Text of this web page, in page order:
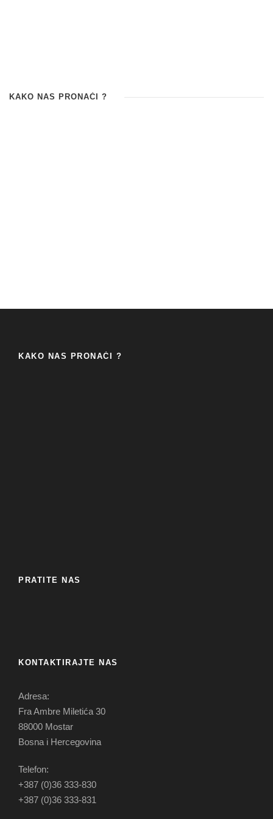
KAKO NAS PRONAĆI ?
KAKO NAS PRONAĆI ?
PRATITE NAS
KONTAKTIRAJTE NAS
Adresa:
Fra Ambre Miletića 30
88000 Mostar
Bosna i Hercegovina
Telefon:
+387 (0)36 333-830
+387 (0)36 333-831